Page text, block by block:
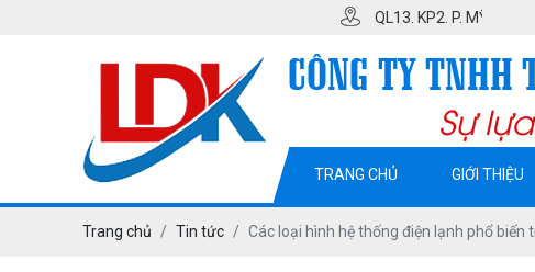
QL13. KP2. P. MỸ PHƯỚC. TX BẾN
TRANG CHỦ GIỚI THIỆU
Trang chủ Tin tức Các loại hình hệ thống điện lạnh phổ